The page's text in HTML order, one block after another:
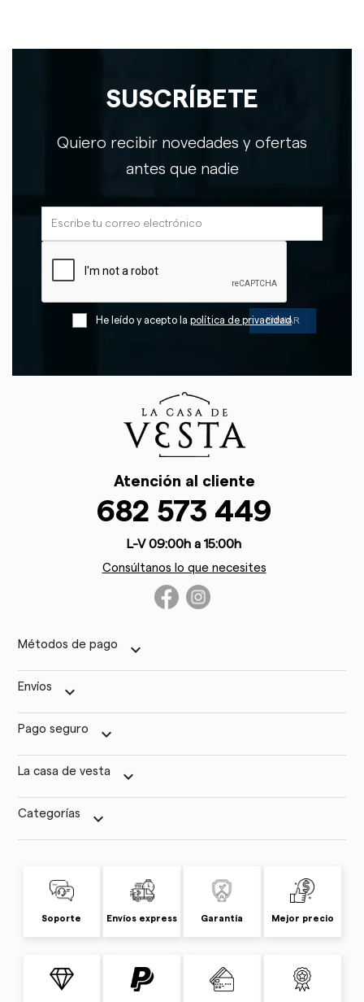
SUSCRÍBETE
Quiero recibir novedades y ofertas
antes que nadie
He leído y acepto la política de privacidad
Atención al cliente
682 573 449
L-V 09:00h a 15:00h
Consúltanos lo que necesites
Métodos de pago keyboard_arrow_down
Envíos keyboard_arrow_down
Pago seguro keyboard_arrow_down
La casa de vesta keyboard_arrow_down
Categorías keyboard_arrow_down
Soporte Envíos express Garantía Mejor precio